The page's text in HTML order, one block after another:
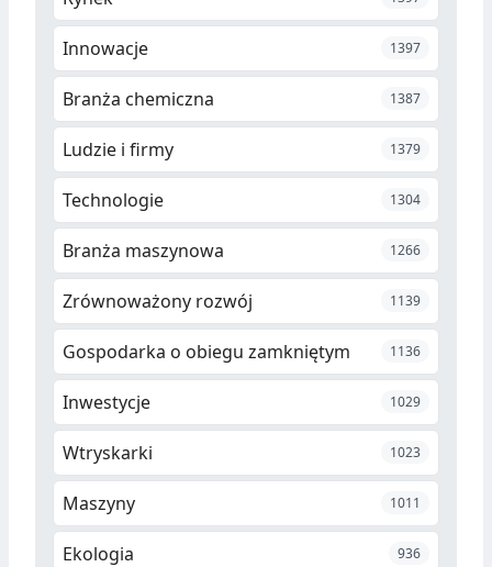
Innowacje 1397
Branża chemiczna 1387
Ludzie i firmy 1379
Technologie 1304
Branża maszynowa 1266
Zrównoważony rozwój 1139
Gospodarka o obiegu zamkniętym 1136
Inwestycje 1029
Wtryskarki 1023
Maszyny 1011
Ekologia 936